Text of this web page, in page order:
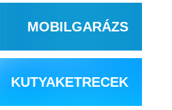
MOBILGARÁZS
KUTYAKETRECEK